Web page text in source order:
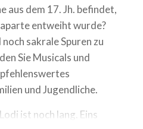
aus dem 17. Jh. befindet,
entweiht wurde?
sakrale Spuren zu
Sie Musicals und
und Jugendliche.
ist noch lang. Eins